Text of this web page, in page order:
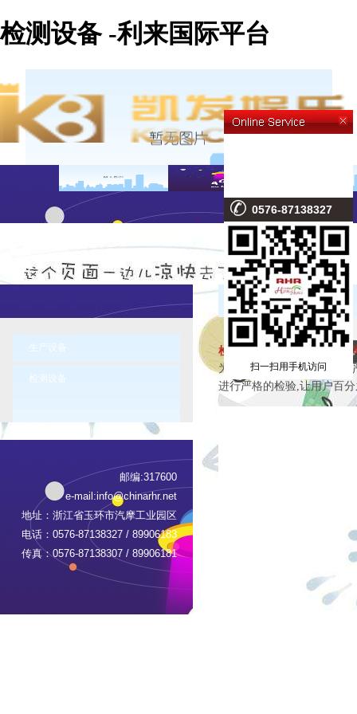
检测设备 -利来国际平台
生产设备
检测设备
邮编:317600
e-mail:info@chinarhr.net
地址：浙江省玉环市汽摩工业园区
电话：0576-87138327 / 89906183
传真：0576-87138307 / 89906181
检测设备
检验—有效提高产品的合格
为了保证产品质量，本公司
进行严格的检验,让用户百
0576-87138327
扫一扫用手机访问